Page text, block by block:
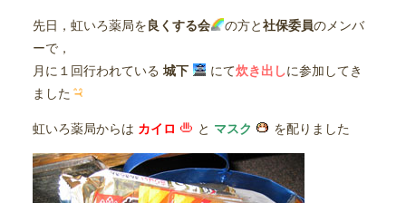
先日，虹いろ薬局を良くする会 の方と社保委員のメンバ
ーで，
月に１回行われている 城下 にて炊き出しに参加してき
ました
虹いろ薬局からは カイロ と マスク を配りました